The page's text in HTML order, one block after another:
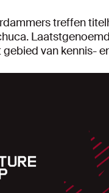
treffen
van kennis-